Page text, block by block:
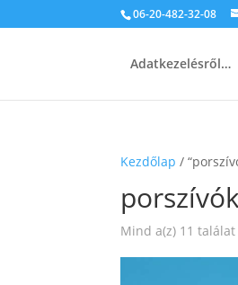
06-20-482-32-08
Adatkezelésről…
Kezdőlap /
Mind a(z) 11